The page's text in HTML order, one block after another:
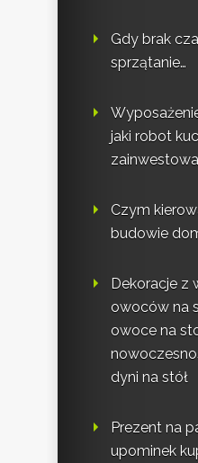
Gdy brak
sprzątanie…
jaki robot
Czym
budowie
Dekoracje z
owoców na
owoce na
dyni na stół
Prezent na
upominek